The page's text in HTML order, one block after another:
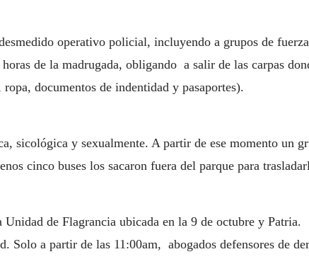
operativo policial, incluyendo a grupos de
de la madrugada, obligando a salir de las carpas
documentos de indentidad y pasaportes).
sicológica y sexualmente. A partir de ese momento un
cinco buses los sacaron fuera del parque para
Unidad de Flagrancia ubicada en la 9 de octubre y
Solo a partir de las 11:00am, abogados defensores de